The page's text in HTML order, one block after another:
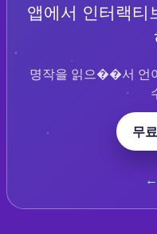
앱에서 인터랙티
명작을 읽으��서 언
무